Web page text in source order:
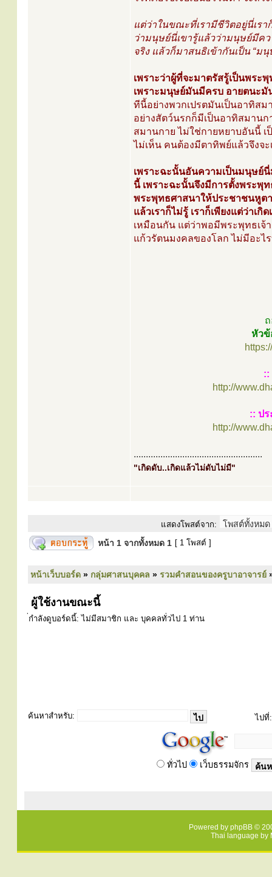
แต่ว่าในขณะที่เรามีชีวิตอยู่นี่เร
ว่ามนุษย์นี่เขารู้แล้วว่ามนุษย์มีคว
จริง แล้วก็มาสนธิเข้ากันเป็น “ม
เพราะว่าผู้ที่จะมาตรัสรู้เป็นพระ
เพราะมนุษย์มันมีครบ อายตนะ
ทีนี้อย่างพวกเปรตมันเป็นอาทิสม
อย่างสัตว์นรกก็มีเป็นอาทิสมานก
สมานกาย ไม่ใช่กายหยาบอันนี้ เ
ไม่เห็น คนต้องมีตาทิพย์แล้วจึงจ
เพราะฉะนั้นอันความเป็นมนุษย์นี่
นี้ เพราะฉะนั้นจึงมีการตั้งพระพุ
พระพุทธศาสนาให้ประชาชนหูตา
แล้วเราก็ไม่รู้ เราก็เพียงแต่ว่าเ
เหมือนกัน แต่ว่าพอมีพระพุทธเจ้
แก้วรัตนมงคลของโลก ไม่มีอะไ
หัวข้
::
http://
:: ป
http://
.....................................................
"เกิดดับ..เกิดแล้วไม่ดับไม่มี"
แสดงโพสต์จาก:
หน้า 1 จากทั้งหมด 1 [ 1 โพสต์ ]
หน้าเว็บบอร์ด » กลุ่มศาสนบุคคล » รวมคำสอนของครูบาอาจารย์
ผู้ใช้งานขณะนี้
่กำลังดูบอร์ดนี้: ไม่มีสมาชิก และ บุคคลทั่วไป 1 ท่าน
ค้นหาสำหรับ: ไปที่:
ทั่วไป เว็บธรรมจักร
Powered by phpBB ©
Thai language by